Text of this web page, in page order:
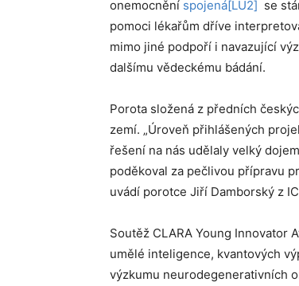
onemocnění spojená[LU2] se
pomoci lékařům dříve
mimo jiné podpoří i navazující
dalšímu vědeckému bádání.
Porota složená z předních
zemí. „Úroveň přihlášených
řešení na nás udělaly velký
poděkoval za pečlivou přípravu
uvádí porotce Jiří Damborský z
Soutěž CLARA Young Innovator
umělé inteligence, kvantových
výzkumu neurodegenerativních